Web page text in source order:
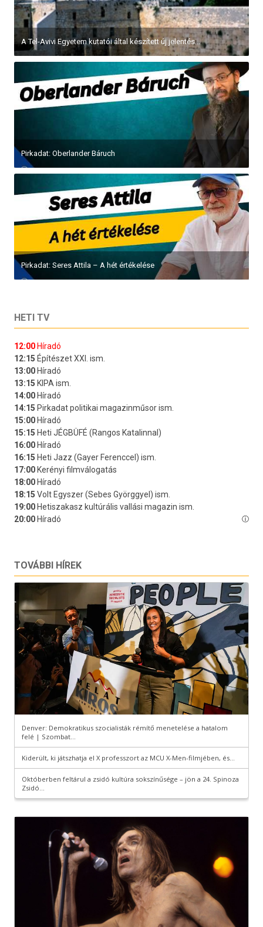
A Tel-Avivi Egyetem kutatói által készített új jelentés...
Pirkadat: Oberlander Báruch
Pirkadat: Seres Attila – A hét értékelése
HETI TV
TOVÁBBI HÍREK